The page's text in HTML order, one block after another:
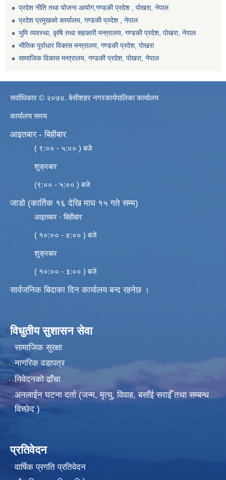
प्रदेश नीति तथा योजना आयोग,गण्डकी प्रदेश , पोखरा, नेपाल
प्रदेश प्रमुखको कार्यालय, गण्डकी प्रदेश , नेपाल
भुमि व्यवस्था, कृषि तथा सहकारी मन्त्रालय, गण्डकी प्रदेश, पोखरा, नेपाल
भौतिक पूर्वाधार विकास मन्त्रालय, गण्डकी प्रदेश, पाेखरा
सामाजिक विकास मन्त्रालय, गण्डकी प्रदेश, पोखरा, नेपाल
सर्वाधिकार © २०७४. बेसीशहर नगरकार्यपालिका कार्यालय
कार्यालय समय
आइतबार - बिहीबार
( ९:०० - ५:०० ) बजे
शुक्रबार
(९:०० - ५:०० ) बजे
जाडो (कार्तिक १६ देखि माघ १५ गते सम्म)
आइतबार - बिहीबार
( १०:०० - ४:०० ) बजे
शुक्रबार
( १०:०० - ३:०० ) बजे
सार्वजनिक बिदाका दिन कार्यालय बन्द रहनेछ ।
विधुतीय सुशासन सेवा
सामाजिक सुरक्षा
नागरिक वडापत्र
निवेदनको ढाँचा
अनलाईन घटना दर्ता (जन्म, मृत्यु, विवाह, बसाँई सराईँ तथा सम्बन्ध
विच्छेद )
प्रतिवेदन
वार्षिक प्रगति प्रतिवेदन